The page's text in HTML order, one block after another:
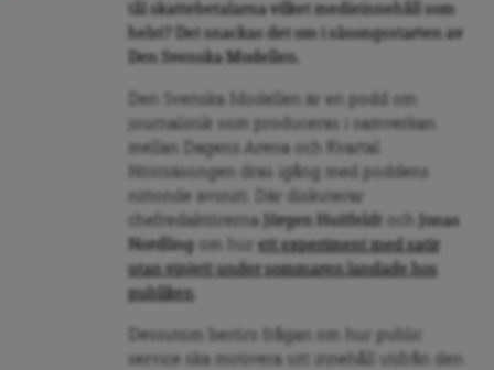
tål skattebetalarna vilket medieinnehåll som
helst? Det snackas det om i säsongsstarten av
Den Svenska Modellen.
Den Svenska Modellen är en podd om
journalistik som produceras i samverkan
mellan Dagens Arena och Kvartal.
Höstsäsongen dras igång med poddens
nittonde avsnitt. Där diskuterar
chefredaktörerna
Jörgen Huitfeldt
Jonas
Nordling
ett experiment med satir
utan vinjett under sommaren landade hos
publiken
Dessutom berörs frågan om hur public
service ska motivera sitt innehåll utifrån den